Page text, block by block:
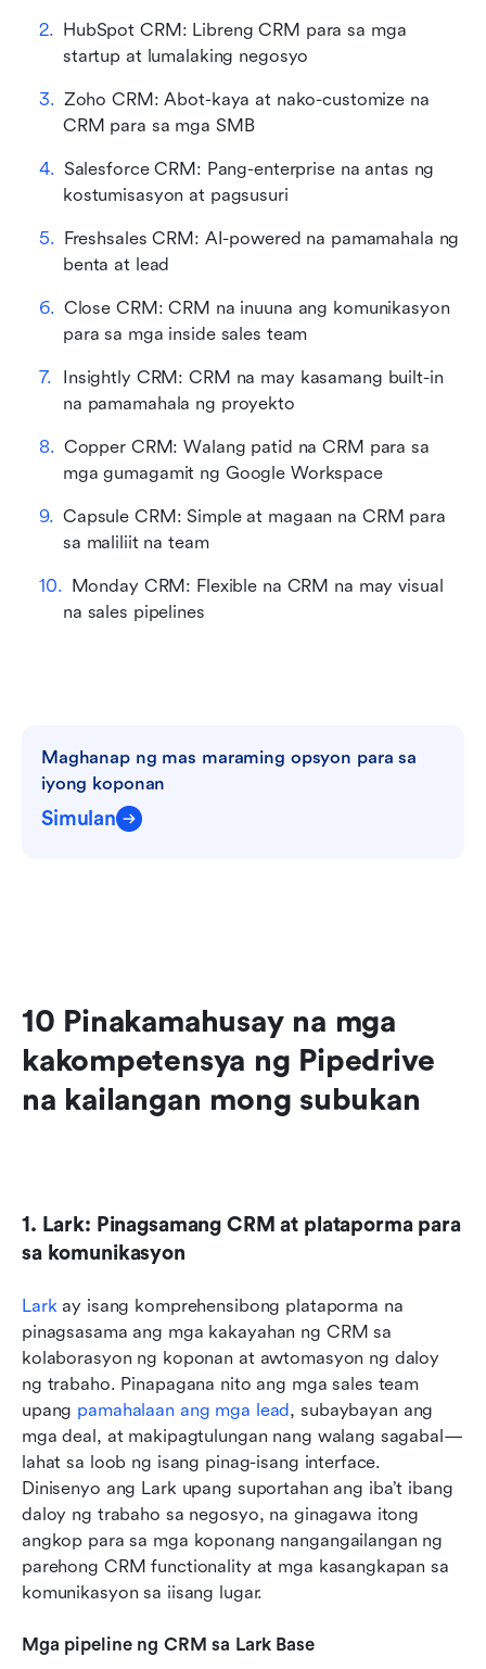
HubSpot CRM: Libreng CRM para sa mga
startup at lumalaking negosyo
Zoho CRM: Abot-kaya at nako-customize na
CRM para sa mga SMB
Salesforce CRM: Pang-enterprise na antas ng
kostumisasyon at pagsusuri
Freshsales CRM: AI-powered na pamamahala ng
benta at lead
Close CRM: CRM na inuuna ang komunikasyon
para sa mga inside sales team
Insightly CRM: CRM na may kasamang built-in
na pamamahala ng proyekto
Copper CRM: Walang patid na CRM para sa
mga gumagamit ng Google Workspace
Capsule CRM: Simple at magaan na CRM para
sa maliliit na team
Monday CRM: Flexible na CRM na may visual
na sales pipelines
Maghanap ng mas maraming opsyon para sa
iyong koponan
Simulan
10 Pinakamahusay na mga
kakompetensya ng Pipedrive
na kailangan mong subukan
1. Lark: Pinagsamang CRM at plataporma para
sa komunikasyon
Lark ay isang komprehensibong plataporma na
pinagsasama ang mga kakayahan ng CRM sa
kolaborasyon ng koponan at awtomasyon ng daloy
ng trabaho. Pinapagana nito ang mga sales team
upang pamahalaan ang mga lead, subaybayan ang
mga deal, at makipagtulungan nang walang sagabal—
lahat sa loob ng isang pinag-isang interface.
Dinisenyo ang Lark upang suportahan ang iba’t ibang
daloy ng trabaho sa negosyo, na ginagawa itong
angkop para sa mga koponang nangangailangan ng
parehong CRM functionality at mga kasangkapan sa
komunikasyon sa iisang lugar.
Mga pipeline ng CRM sa Lark Base